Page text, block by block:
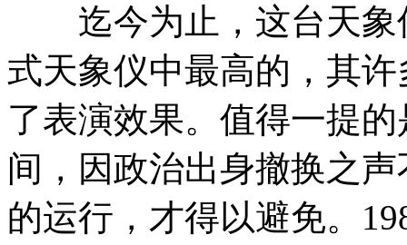
迄今为止，这台天象
式天象仪中最高的，其
了表演效果。值得一提
间，因政治出身撤换之
的运行，才得以避免。